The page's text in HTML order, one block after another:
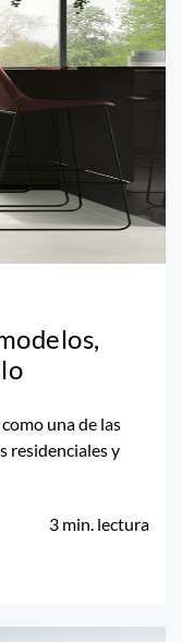
una de las
residenciales y
3 min. lectura